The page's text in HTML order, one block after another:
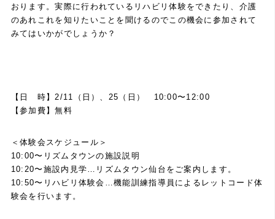
おります。実際に行われているリハビリ体験をできたり、介護
のあれこれを知りたいことを聞けるのでこの機会に参加されて
みてはいかがでしょうか？
【日 時】2/11（日）、25（日） 10:00〜12:00
【参加費】無料
＜体験会スケジュール＞
10:00〜リズムタウンの施設説明
10:20〜施設内見学…リズムタウン仙台をご案内します。
10:50〜リハビリ体験会…機能訓練指導員によるレットコード体
験会を行います。